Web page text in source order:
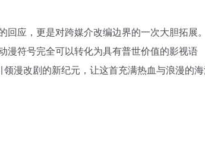
应，更是对跨媒介改编边界的一次大胆拓展。
漫符号完全可以转化为具有普世价值的影视语
漫改剧的新纪元，让这首充满热血与浪漫的